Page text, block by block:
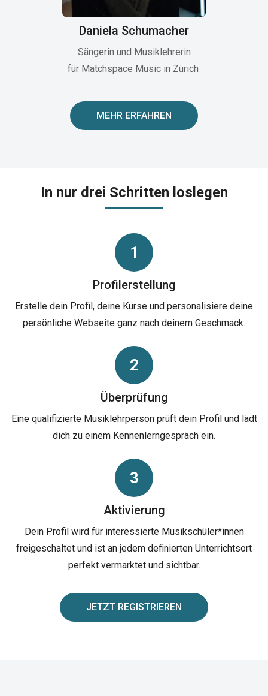
Daniela Schumacher
Sängerin und Musiklehrerin
für Matchspace Music in Zürich
MEHR ERFAHREN
In nur drei Schritten loslegen
1
Profilerstellung
Erstelle dein Profil, deine Kurse und personalisiere deine
persönliche Webseite ganz nach deinem Geschmack.
2
Überprüfung
Eine qualifizierte Musiklehrperson prüft dein Profil und lädt
dich zu einem Kennenlerngespräch ein.
3
Aktivierung
Dein Profil wird für interessierte Musikschüler*innen
freigeschaltet und ist an jedem definierten Unterrichtsort
perfekt vermarktet und sichtbar.
JETZT REGISTRIEREN